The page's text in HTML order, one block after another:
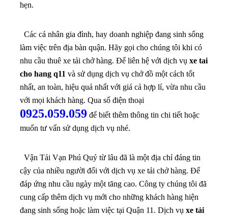
hẹn.
Các cá nhân gia đình, hay doanh nghiệp đang sinh sống
làm việc trên địa bàn quận. Hãy gọi cho chúng tôi khi có
nhu cầu thuê xe tải chở hàng. Để liên hệ với dịch vụ xe tai
cho hang q11 và sử dụng dịch vụ chở đồ một cách tốt
nhất, an toàn, hiệu quả nhất với giá cả hợp lí, vừa nhu cầu
với mọi khách hàng. Qua số điện thoại
0925.059.059 để biết thêm thông tin chi tiết hoặc
muốn tư vấn sử dụng dịch vụ nhé.
Vận Tải Vạn Phú Quý từ lâu đã là một địa chỉ đáng tin
cậy của nhiều người đối với dịch vụ xe tải chở hàng. Để
đáp ứng nhu cầu ngày một tăng cao. Công ty chúng tôi đã
cung cấp thêm dịch vụ mới cho những khách hàng hiện
đang sinh sống hoặc làm việc tại Quận 11. Dịch vụ xe tải